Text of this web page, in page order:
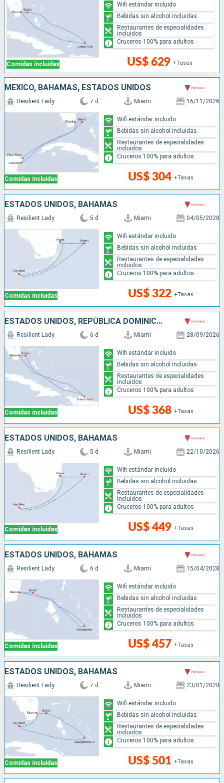
Comidas incluidas US$ 629 +Tasas
Wifi estándar incluido
Bebidas sin alcohol incluidas
Restaurantes de especialidades
incluidos
Cruceros 100% para adultos
MÉXICO, BAHAMAS, ESTADOS UNIDOS
Comidas incluidas
Resilient Lady 7 d Miami 16/11/2026
US$ 304 +Tasas
Wifi estándar incluido
Bebidas sin alcohol incluidas
Restaurantes de especialidades
incluidos
Cruceros 100% para adultos
ESTADOS UNIDOS, BAHAMAS
Comidas incluidas
Resilient Lady 5 d Miami 04/05/2028
US$ 322 +Tasas
Wifi estándar incluido
Bebidas sin alcohol incluidas
Restaurantes de especialidades
incluidos
Cruceros 100% para adultos
ESTADOS UNIDOS, REPÚBLICA DOMINICANA, BAHAMAS
Comidas incluidas
Resilient Lady 6 d Miami 28/09/2026
US$ 368 +Tasas
Wifi estándar incluido
Bebidas sin alcohol incluidas
Restaurantes de especialidades
incluidos
Cruceros 100% para adultos
ESTADOS UNIDOS, BAHAMAS
Comidas incluidas
Resilient Lady 5 d Miami 22/10/2026
US$ 449 +Tasas
Wifi estándar incluido
Bebidas sin alcohol incluidas
Restaurantes de especialidades
incluidos
Cruceros 100% para adultos
ESTADOS UNIDOS, BAHAMAS
Comidas incluidas
Resilient Lady 6 d Miami 15/04/2028
US$ 457 +Tasas
Wifi estándar incluido
Bebidas sin alcohol incluidas
Restaurantes de especialidades
incluidos
Cruceros 100% para adultos
ESTADOS UNIDOS, BAHAMAS
Comidas incluidas
Resilient Lady 7 d Miami 23/01/2028
US$ 501 +Tasas
Wifi estándar incluido
Bebidas sin alcohol incluidas
Restaurantes de especialidades
incluidos
Cruceros 100% para adultos